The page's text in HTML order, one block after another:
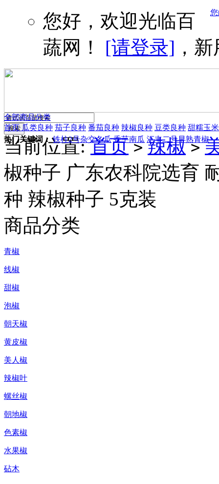
您好，欢迎光临百
蔬网！ [请登录] ，
热门关键词： 铁柱2号杂交冬瓜 香芋南瓜 汇丰二号早熟青椒
全部商品分类
首页 瓜类良种 茄子良种 番茄良种 辣椒良种 豆类良种 甜糯玉米
当前位置:首页 > 辣椒 >
椒种子 广东农科院选育
种 辣椒种子 5克装
商品分类
青椒
线椒
甜椒
泡椒
朝天椒
黄皮椒
美人椒
辣椒叶
螺丝椒
朝地椒
色素椒
水果椒
砧木